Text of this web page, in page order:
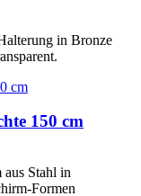
in Bronze
150 cm
Stahl in
Formen